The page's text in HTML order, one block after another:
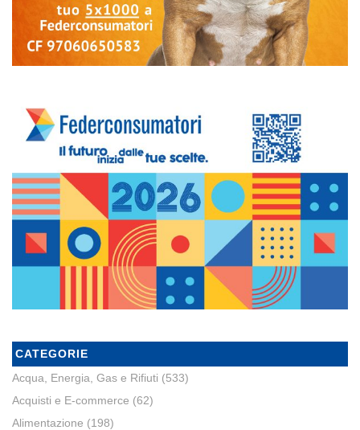
CATEGORIE
Acqua, Energia, Gas e Rifiuti (533)
Acquisti e E-commerce (62)
Alimentazione (198)